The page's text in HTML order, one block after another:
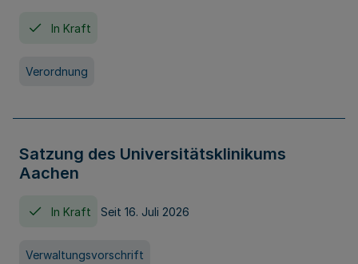
In Kraft
Verordnung
Satzung des Universitätsklinikums
Aachen
In Kraft Seit 16. Juli 2026
Verwaltungsvorschrift